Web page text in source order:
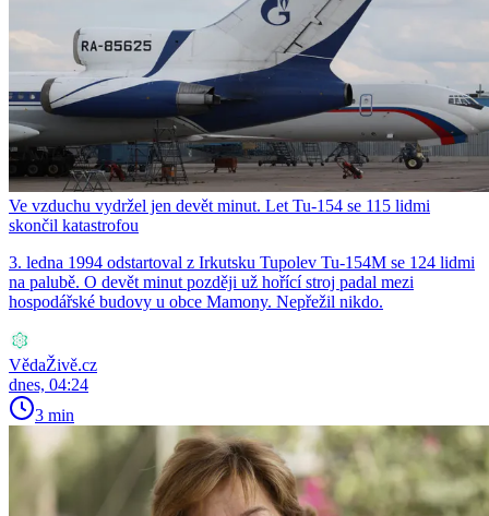
Ve vzduchu vydržel jen devět minut. Let Tu-154 se 115 lidmi
skončil katastrofou
3. ledna 1994 odstartoval z Irkutsku Tupolev Tu-154M se 124 lidmi
na palubě. O devět minut později už hořící stroj padal mezi
hospodářské budovy u obce Mamony. Nepřežil nikdo.
VědaŽivě.cz
dnes, 04:24
3 min